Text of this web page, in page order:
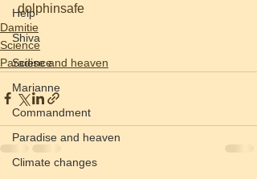
Help
Shiva
Science
Marianne
Commandment
Paradise and heaven
Climate changes
dolphinsafe
Damitie
Science
Paradise and heaven